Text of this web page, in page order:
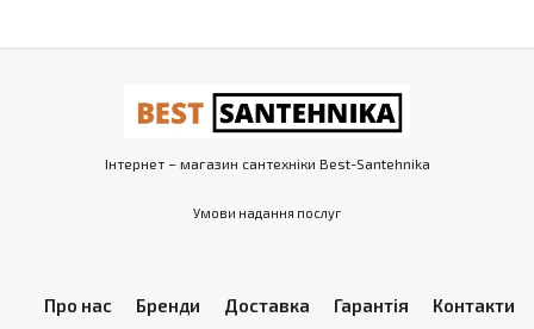
Інтернет – магазин сантехніки Best-Santehnika
Умови надання послуг
Про нас Бренди Доставка Гарантія Контакти